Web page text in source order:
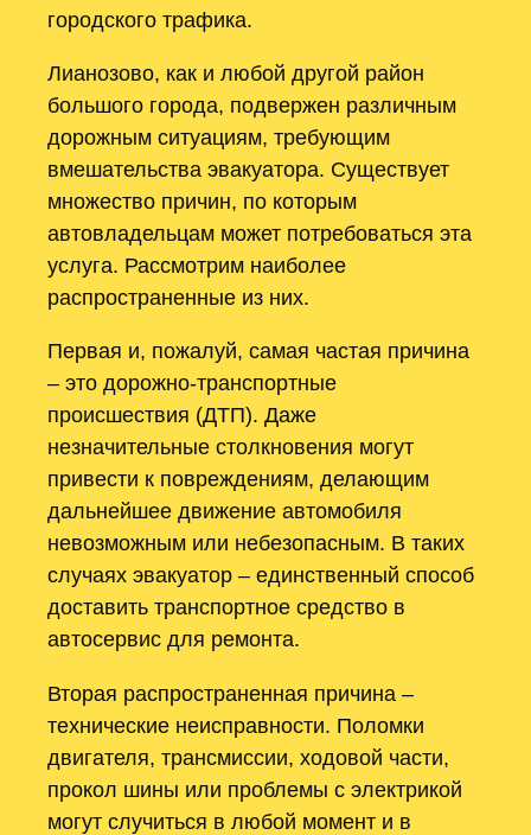
городского трафика.
Лианозово, как и любой другой район
большого города, подвержен различным
дорожным ситуациям, требующим
вмешательства эвакуатора. Существует
множество причин, по которым
автовладельцам может потребоваться эта
услуга. Рассмотрим наиболее
распространенные из них.
Первая и, пожалуй, самая частая причина
– это дорожно-транспортные
происшествия (ДТП). Даже
незначительные столкновения могут
привести к повреждениям, делающим
дальнейшее движение автомобиля
невозможным или небезопасным. В таких
случаях эвакуатор – единственный способ
доставить транспортное средство в
автосервис для ремонта.
Вторая распространенная причина –
технические неисправности. Поломки
двигателя, трансмиссии, ходовой части,
прокол шины или проблемы с электрикой
могут случиться в любой момент и в